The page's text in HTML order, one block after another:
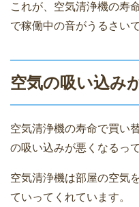
これが、空気清浄機の寿
で稼働中の音がうるさいで
空気の吸い込み
空気清浄機の寿命で買い
の吸い込みが悪くなるっ
空気清浄機は部屋の空気
ていってくれています。